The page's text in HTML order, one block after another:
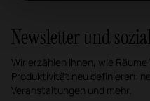
Newsletter und
Wir erzählen Ihnen, wie
Produktivität neu definieren:
Veranstaltungen und mehr.